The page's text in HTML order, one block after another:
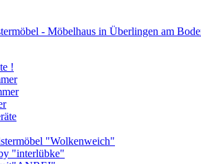
!
"Wolkenweich"
"interlübke"